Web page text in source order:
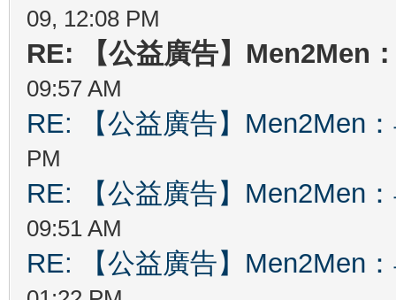
09, 12:08 PM
RE: 【公益廣告】Men2Men
09:57 AM
RE: 【公益廣告】Men2Men
PM
RE: 【公益廣告】Men2Men
09:51 AM
RE: 【公益廣告】Men2Men